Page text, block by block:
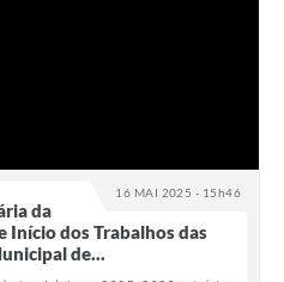
16 MAI 2025 - 15h46
da
Início dos Trabalhos das
de...